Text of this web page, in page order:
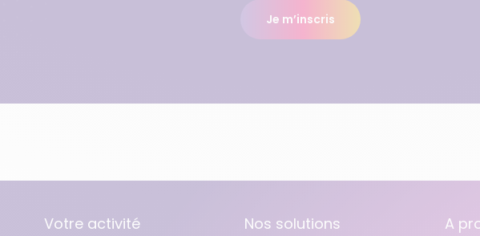
Je m’inscris
Votre activité Nos solutions A